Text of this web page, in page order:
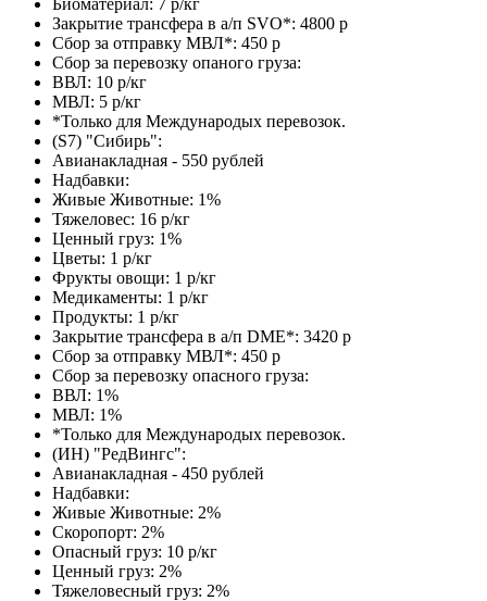
Закрытие трансфера в а/п SVO*: 4800 р
Сбор за отправку МВЛ*: 450 р
Сбор за перевозку опаного груза:
ВВЛ: 10 р/кг
МВЛ: 5 р/кг
*Только для Международых перевозок.
(S7) "Сибирь":
Авианакладная - 550 рублей
Надбавки:
Живые Животные: 1%
Тяжеловес: 16 р/кг
Ценный груз: 1%
Цветы: 1 р/кг
Фрукты овощи: 1 р/кг
Медикаменты: 1 р/кг
Продукты: 1 р/кг
Закрытие трансфера в а/п DME*: 3420 р
Сбор за отправку МВЛ*: 450 р
Сбор за перевозку опасного груза:
ВВЛ: 1%
МВЛ: 1%
*Только для Международых перевозок.
(ИН) "РедВингс":
Авианакладная - 450 рублей
Надбавки:
Живые Животные: 2%
Скоропорт: 2%
Опасный груз: 10 р/кг
Ценный груз: 2%
Тяжеловесный груз: 2%